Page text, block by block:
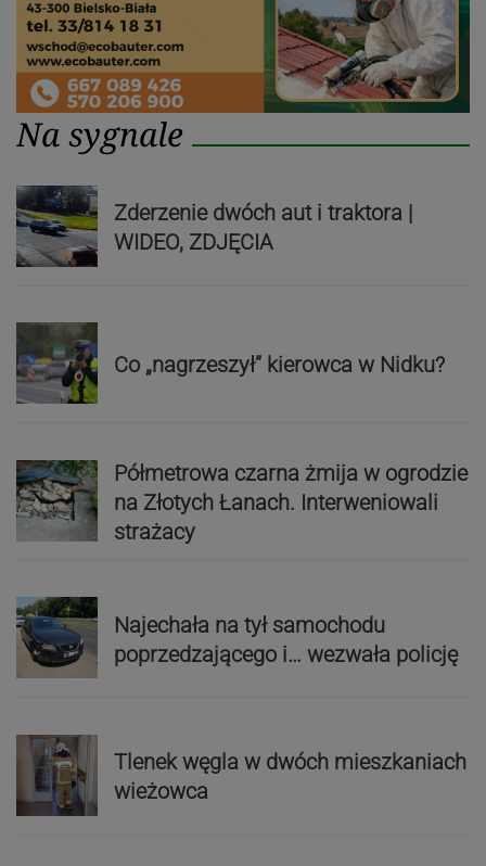
Na sygnale
Zderzenie dwóch aut i traktora |
WIDEO, ZDJĘCIA
Co „nagrzeszył” kierowca w Nidku?
Półmetrowa czarna żmija w ogrodzie
na Złotych Łanach. Interweniowali
strażacy
Najechała na tył samochodu
poprzedzającego i… wezwała policję
Tlenek węgla w dwóch mieszkaniach
wieżowca